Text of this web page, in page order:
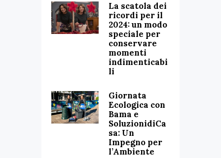
La scatola dei
ricordi per il
2024: un modo
speciale per
conservare
momenti
indimenticabi
li
Giornata
Ecologica con
Bama e
SoluzionidiCa
sa: Un
Impegno per
l’Ambiente